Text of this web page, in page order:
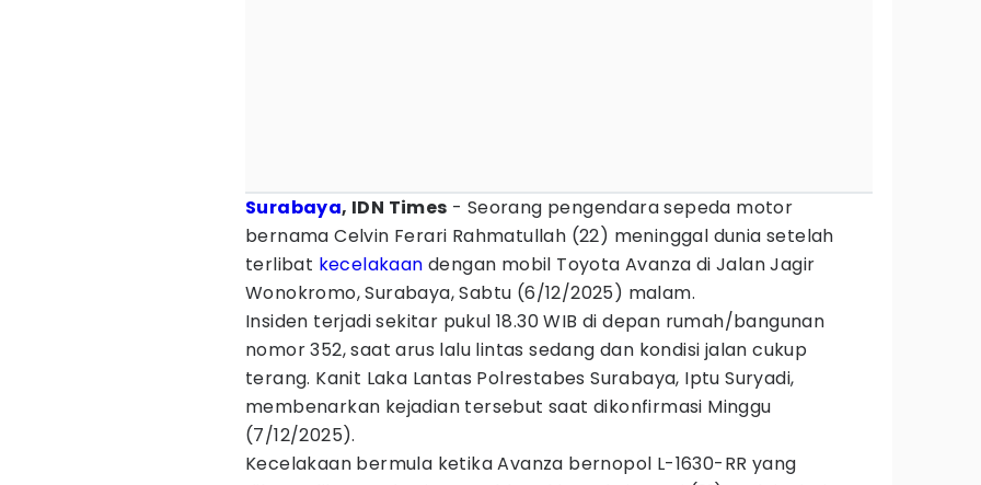
Surabaya, IDN Times - Seorang pengendara sepeda motor
bernama Celvin Ferari Rahmatullah (22) meninggal dunia setelah
terlibat kecelakaan dengan mobil Toyota Avanza di Jalan Jagir
Wonokromo, Surabaya, Sabtu (6/12/2025) malam.
Insiden terjadi sekitar pukul 18.30 WIB di depan rumah/bangunan
nomor 352, saat arus lalu lintas sedang dan kondisi jalan cukup
terang. Kanit Laka Lantas Polrestabes Surabaya, Iptu Suryadi,
membenarkan kejadian tersebut saat dikonfirmasi Minggu
(7/12/2025).
Kecelakaan bermula ketika Avanza bernopol L-1630-RR yang